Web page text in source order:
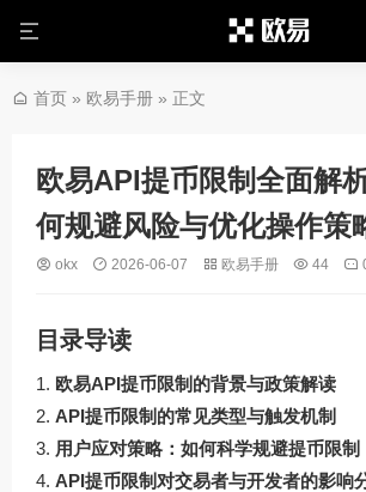
首页 » 欧易手册 » 正文
欧易API提币限制全面解
何规避风险与优化操作策
okx 2026-06-07 欧易手册 44
目录导读
欧易API提币限制的背景与政策解读
API提币限制的常见类型与触发机制
用户应对策略：如何科学规避提币限制
API提币限制对交易者与开发者的影响